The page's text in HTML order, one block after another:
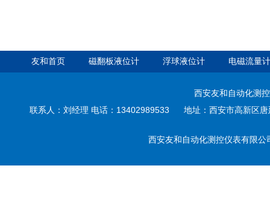
友和首页 磁翻板液位计 浮球液位计 电磁流量计
西安友和自动化测
联系人：刘经理 电话：13402989533 地址：西安市高新区
西安友和自动化测控仪表有限公